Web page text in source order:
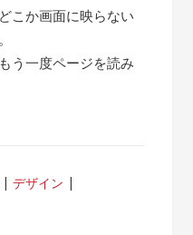
こか画面に映らない
う一度ページを読み
デザイン